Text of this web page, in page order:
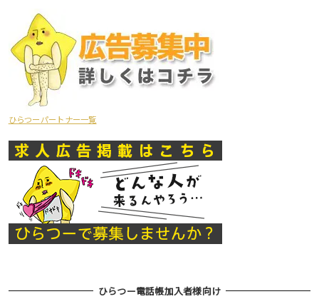
ひらつーパートナー一覧
ひらつー電話帳加入者様向け